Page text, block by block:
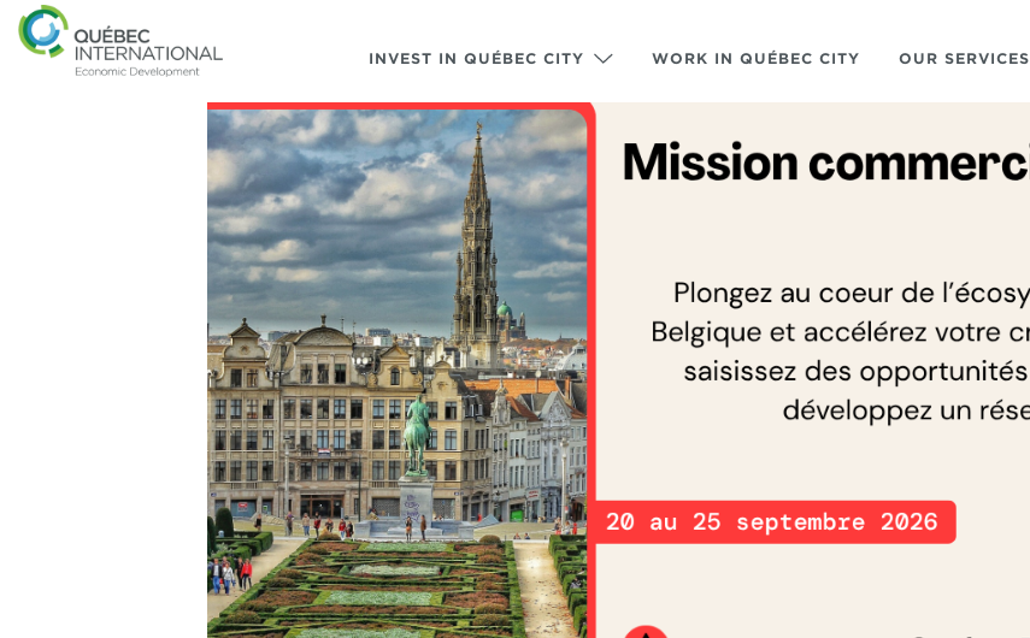
INVEST IN QUÉBEC CITY WORK IN QUÉBEC CITY OUR SERVICES